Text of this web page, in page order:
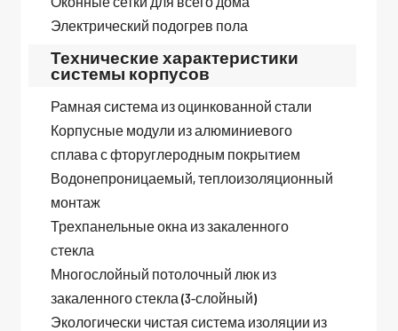
Электрический подогрев пола
Технические характеристики
системы корпусов
Рамная система из оцинкованной стали
Корпусные модули из алюминиевого
сплава с фторуглеродным покрытием
Водонепроницаемый, теплоизоляционный
монтаж
Трехпанельные окна из закаленного
стекла
Многослойный потолочный люк из
закаленного стекла (3-слойный)
Экологически чистая система изоляции из